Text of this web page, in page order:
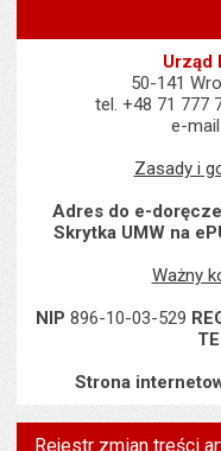
Urząd
50-141
tel. +48 71 777
e-mail:
Zasady i
Adres do e-
Skrytka UMW na
Ważny
NIP 896-10-03-529
Strona
Rejestr zmian treści